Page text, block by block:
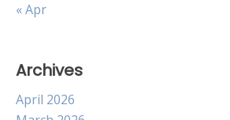
« Apr
Archives
April 2026